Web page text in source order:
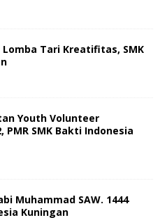
Tari Kreatifitas, SMK
Youth Volunteer
SMK Bakti Indonesia
Muhammad SAW. 1444
Kuningan